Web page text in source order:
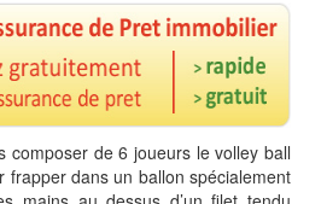
composer de 6 joueurs le volley ball
frapper dans un ballon spécialement